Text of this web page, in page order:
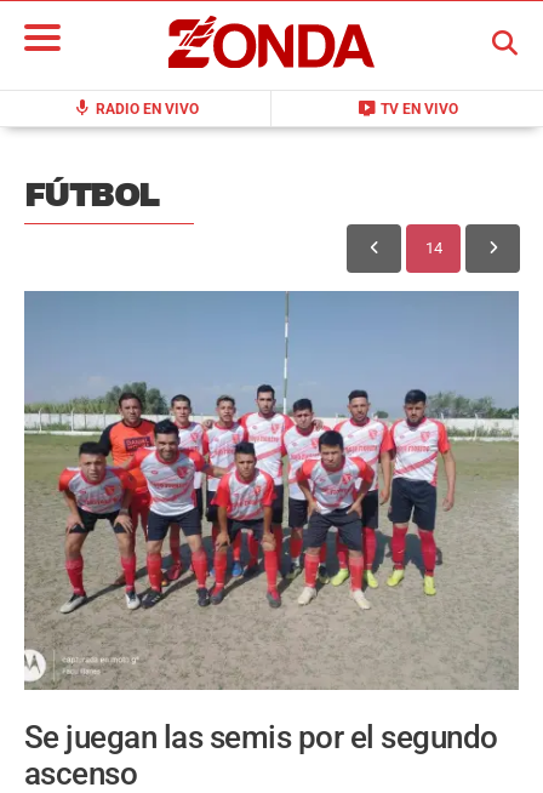
mic RADIO EN VIVO live_tv TV EN VIVO
BUSCAR
FÚTBOL
14
Se juegan las semis por el segundo
ascenso